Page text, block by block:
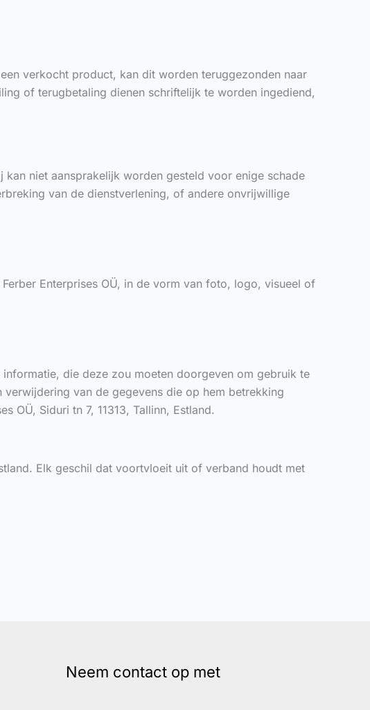
verkocht product, kan dit worden teruggezonden naar
of terugbetaling dienen schriftelijk te worden ingediend,
niet aansprakelijk worden gesteld voor enige schade
van de dienstverlening, of andere onvrijwillige
Enterprises OÜ, in de vorm van foto, logo, visueel of
die deze zou moeten doorgeven om gebruik te
van de gegevens die op hem betrekking
OÜ, Siduri tn 7, 11313, Tallinn, Estland.
Elk geschil dat voortvloeit uit of verband houdt met
Neem contact op met